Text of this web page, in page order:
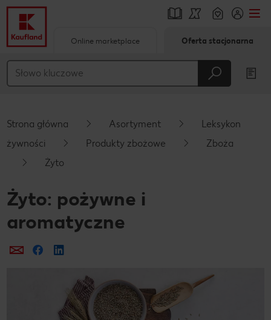
Główna treść
Pływający pasek boczny
Online marketplace Oferta stacjonarna
Strona główna Asortyment
Leksykon
żywności
Produkty zbożowe
Zboża
Żyto
Żyto: pożywne i
aromatyczne
Prześlij e-mailem
Udostępnij na Facebooku